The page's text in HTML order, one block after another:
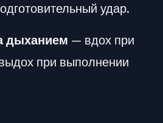
удар.
дыханием — вдох при
при выполнении